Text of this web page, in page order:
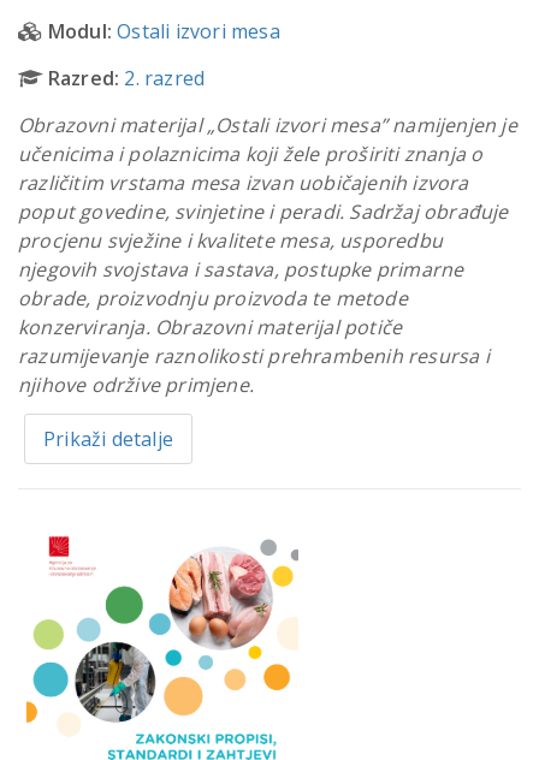
Modul: Ostali izvori mesa
Razred: 2. razred
Obrazovni materijal „Ostali izvori mesa” namijenjen je
učenicima i polaznicima koji žele proširiti znanja o
različitim vrstama mesa izvan uobičajenih izvora
poput govedine, svinjetine i peradi. Sadržaj obrađuje
procjenu svježine i kvalitete mesa, usporedbu
njegovih svojstava i sastava, postupke primarne
obrade, proizvodnju proizvoda te metode
konzerviranja. Obrazovni materijal potiče
razumijevanje raznolikosti prehrambenih resursa i
njihove održive primjene.
Prikaži detalje